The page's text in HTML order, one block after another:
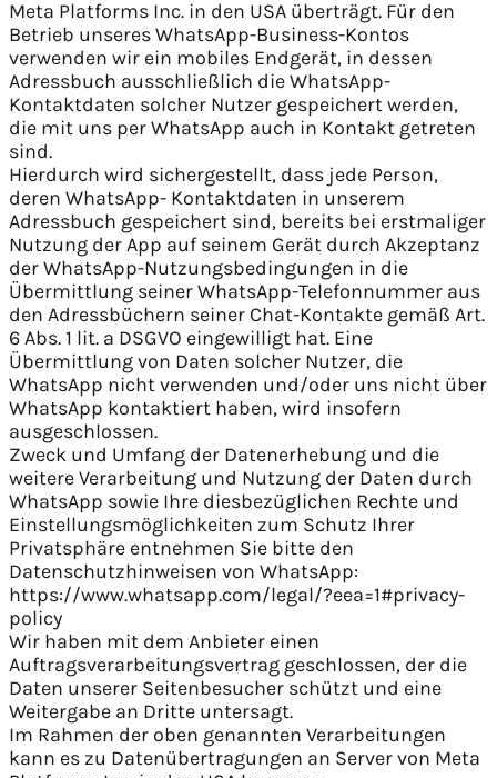
Meta Platforms Inc. in den USA überträgt. Für den
Betrieb unseres WhatsApp-Business-Kontos
verwenden wir ein mobiles Endgerät, in dessen
Adressbuch ausschließlich die WhatsApp-
Kontaktdaten solcher Nutzer gespeichert werden,
die mit uns per WhatsApp auch in Kontakt getreten
sind.
Hierdurch wird sichergestellt, dass jede Person,
deren WhatsApp- Kontaktdaten in unserem
Adressbuch gespeichert sind, bereits bei erstmaliger
Nutzung der App auf seinem Gerät durch Akzeptanz
der WhatsApp-Nutzungsbedingungen in die
Übermittlung seiner WhatsApp-Telefonnummer aus
den Adressbüchern seiner Chat-Kontakte gemäß Art.
6 Abs. 1 lit. a DSGVO eingewilligt hat. Eine
Übermittlung von Daten solcher Nutzer, die
WhatsApp nicht verwenden und/oder uns nicht über
WhatsApp kontaktiert haben, wird insofern
ausgeschlossen.
Zweck und Umfang der Datenerhebung und die
weitere Verarbeitung und Nutzung der Daten durch
WhatsApp sowie Ihre diesbezüglichen Rechte und
Einstellungsmöglichkeiten zum Schutz Ihrer
Privatsphäre entnehmen Sie bitte den
Datenschutzhinweisen von WhatsApp:
https://www.whatsapp.com/legal/?eea=1#privacy-
policy
Wir haben mit dem Anbieter einen
Auftragsverarbeitungsvertrag geschlossen, der die
Daten unserer Seitenbesucher schützt und eine
Weitergabe an Dritte untersagt.
Im Rahmen der oben genannten Verarbeitungen
kann es zu Datenübertragungen an Server von Meta